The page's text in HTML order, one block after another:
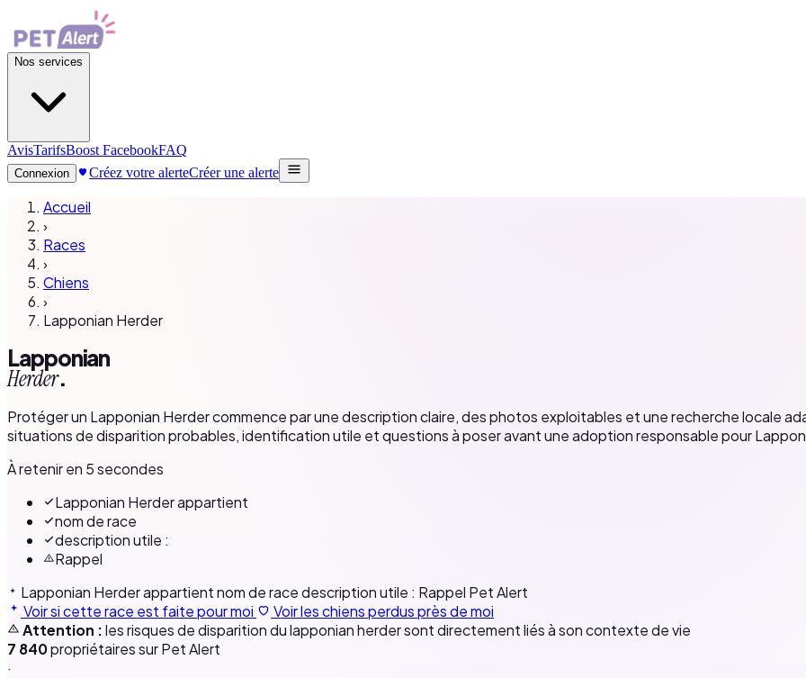
Nos services
AvisTarifsBoost FacebookFAQ
Connexion Créez votre alerteCréer une alerte
Accueil
›
Races
›
Chiens
›
Lapponian Herder
Lapponian
Herder.
Protéger un Lapponian Herder commence par une description claire, des photos exploitables et une recherche locale
situations de disparition probables, identification utile et questions à poser avant une adoption responsable pour
À retenir en 5 secondes
Lapponian Herder appartient
nom de race
description utile :
Rappel
Lapponian Herder appartientnom de racedescription utile : Rappel Pet Alert
Voir si cette race est faite pour moi
Voir les chiens perdus près de moi
Attention :les risques de disparition du lapponian herder sont directement liés à son contexte de vie
7 840propriétaires sur Pet Alert
·